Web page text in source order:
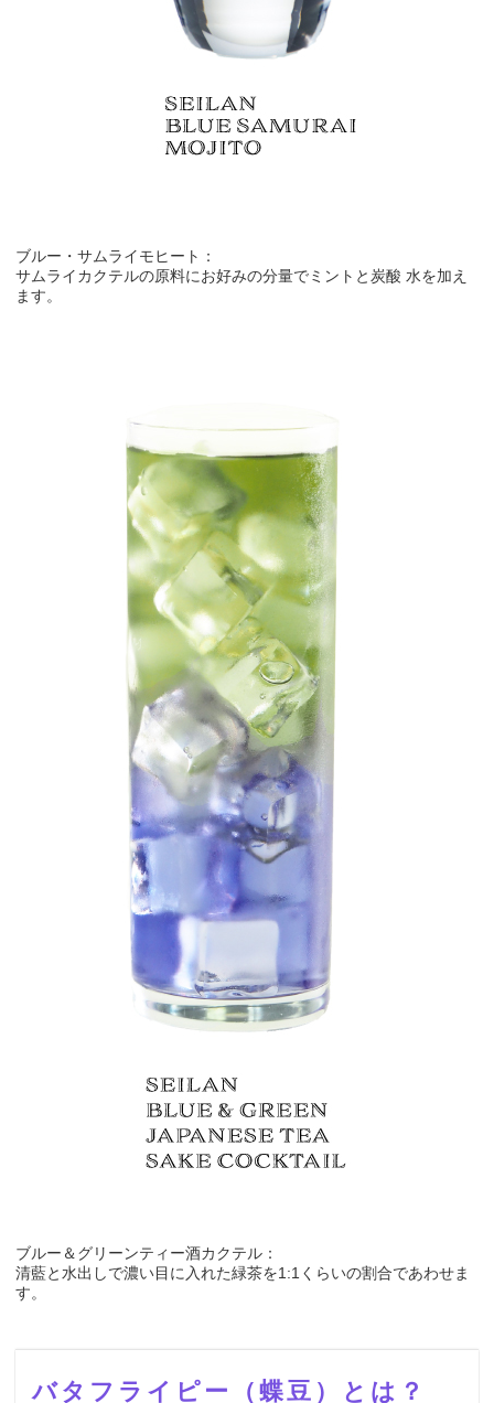
ブルー・サムライモヒート：
サムライカクテルの原料にお好みの分量でミントと炭酸 水を加え
ます。
ブルー＆グリーンティー酒カクテル：
清藍と水出しで濃い目に入れた緑茶を1:1くらいの割合であわせま
す。
バタフライピー（蝶豆）とは？